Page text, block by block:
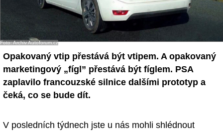
Foto: Archiv Autoforum.cz
Opakovaný vtip přestává být vtipem. A opakovaný
marketingový „fígl” přestává být fíglem. PSA
zaplavilo francouzské silnice dalšími prototyp a
čeká, co se bude dít.
V posledních týdnech jste u nás mohli shlédnout